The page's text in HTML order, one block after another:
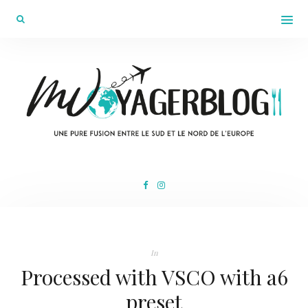
In
Processed with VSCO with a6
preset